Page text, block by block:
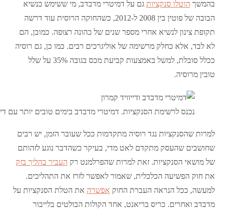
בהמשך הוטלו סנקציות גם על דמיטרי מדבדב, מי ששימש כנשיא
הבובה של פוטין בין 2008 ל-2012, כשהחוקה הרוסית עוד דרשה
תקופת צינון לנשיא אחרי מספר שנים של כהונה רצופה. כמובן, הם
לא לבד, אלא כחלק מרשימה של אוליגרכים רבים. כמו כן, גם רוסיה
ככלל סובלת, למשל באמצעות קביעת מכס בגובה 35% על שלל
טובין מרוסיה.
נכנס לרשימת הסנקציות. דמיטרי מדבדב בימים טובים יותר עם
למרות שהסנקציות נגד רוסיה מתקדמות ככל שעובר הזמן, יש רבים
שחושבים שהעסק מתקדם לאט מדי, בעיקר כשהדבר נוגע לזהותם
של מושאי הסנקציות. זאת למרות שהפרלמנט רק העביר בהליך בזק
את חוק הפשיעה הכלכלית, שאמור לאפשר לזרז את התהליכים.
למעשה, ככל הנראה העברת החוק אפשרה את הטלת הסנקציות על
מדבדב ואחרים. כריס בריאנט, אחד הקולות הבולטים בלייבור